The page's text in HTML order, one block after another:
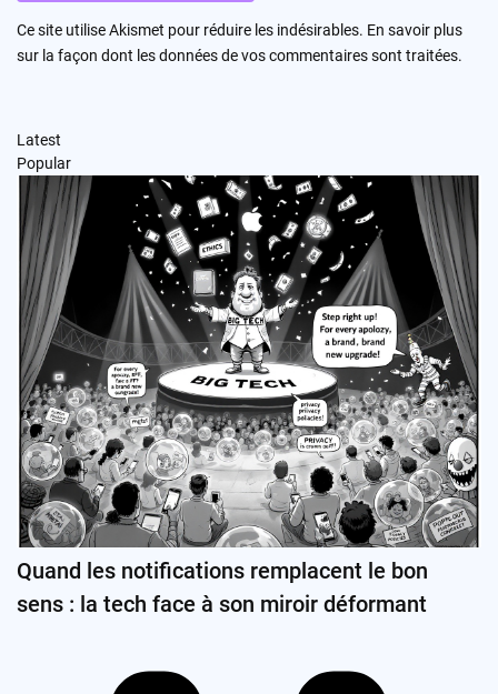
Ce site utilise Akismet pour réduire les indésirables. En savoir plus
sur la façon dont les données de vos commentaires sont traitées.
Latest
Popular
Quand les notifications remplacent le bon
sens : la tech face à son miroir déformant